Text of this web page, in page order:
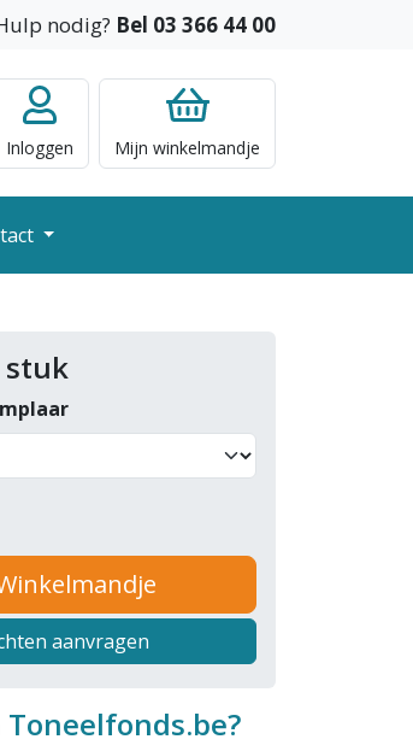
nodig? Bel 03 366 44 00
Inloggen Mijn winkelmandje
stuk
Winkelmandje
aanvragen